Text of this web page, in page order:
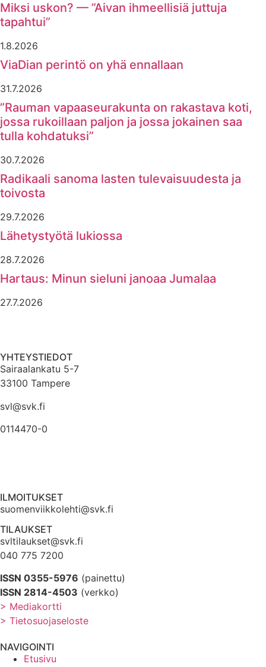
Miksi uskon? — ”Aivan ihmeellisiä juttuja
tapahtui”
1.8.2026
ViaDian perintö on yhä ennallaan
31.7.2026
”Rauman vapaaseurakunta on rakastava koti,
jossa rukoillaan paljon ja jossa jokainen saa
tulla kohdatuksi”
30.7.2026
Radikaali sanoma lasten tulevaisuudesta ja
toivosta
29.7.2026
Lähetystyötä lukiossa
28.7.2026
Hartaus: Minun sieluni janoaa Jumalaa
27.7.2026
YHTEYSTIEDOT
Sairaalankatu 5-7
33100 Tampere
svl@svk.fi
0114470-0
ILMOITUKSET
suomenviikkolehti@svk.fi
TILAUKSET
svltilaukset@svk.fi
040 775 7200
ISSN 0355-5976 (painettu)
ISSN 2814-4503 (verkko)
> Mediakortti
> Tietosuojaseloste
NAVIGOINTI
Etusivu